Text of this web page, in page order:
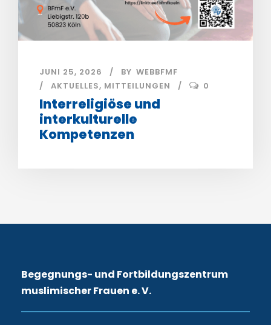
JUNI 25, 2026 BY WEBBFMF
AKTUELLES, MITTEILUNGEN 0
Interreligiöse und
interkulturelle
Kompetenzen
Begegnungs- und Fortbildungszentrum
muslimischer Frauen e. V.